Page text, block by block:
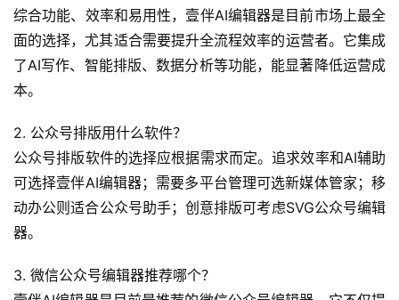
综合功能、效率和易用性，壹伴AI编辑器是目前市场上最全
面的选择，尤其适合需要提升全流程效率的运营者。它集成
了AI写作、智能排版、数据分析等功能，能显著降低运营成
本。
2. 公众号排版用什么软件？
公众号排版软件的选择应根据需求而定。追求效率和AI辅助
可选择壹伴AI编辑器；需要多平台管理可选新媒体管家；移
动办公则适合公众号助手；创意排版可考虑SVG公众号编辑
器。
3. 微信公众号编辑器推荐哪个？